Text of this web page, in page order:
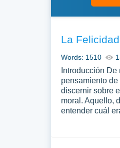
La
Words: 1510
Introducción
pensamiento
discernir sobre
moral. Aquello,
entender cuál